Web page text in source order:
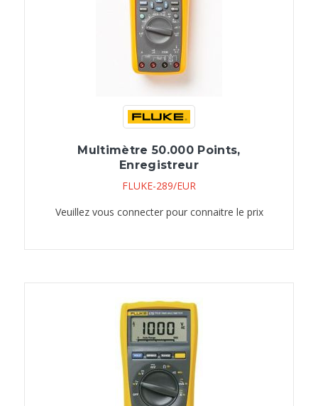
Multimètre 50.000 Points,
Enregistreur
FLUKE-289/EUR
Veuillez vous connecter pour connaitre le prix